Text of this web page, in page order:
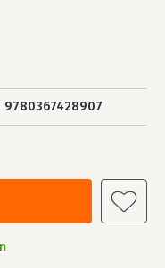
9780367428907